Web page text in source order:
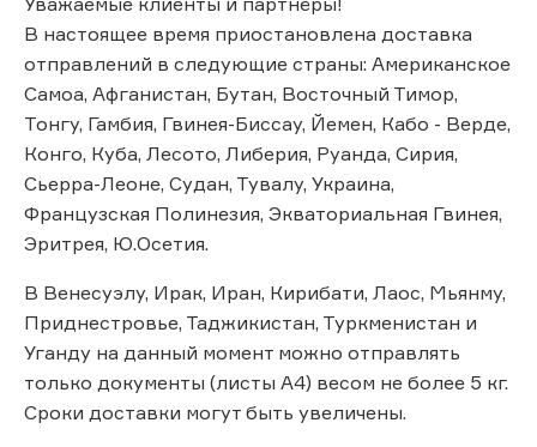
В настоящее время приостановлена доставка
отправлений в следующие страны: Американское
Самоа, Афганистан, Бутан, Восточный Тимор,
Тонгу, Гамбия, Гвинея-Биссау, Йемен, Кабо - Верде,
Конго, Куба, Лесото, Либерия, Руанда, Сирия,
Сьерра-Леоне, Судан, Тувалу, Украина,
Французская Полинезия, Экваториальная Гвинея,
Эритрея, Ю.Осетия.
В Венесуэлу, Ирак, Иран, Кирибати, Лаос, Мьянму,
Приднестровье, Таджикистан, Туркменистан и
Уганду на данный момент можно отправлять
только документы (листы А4) весом не более 5 кг.
Сроки доставки могут быть увеличены.